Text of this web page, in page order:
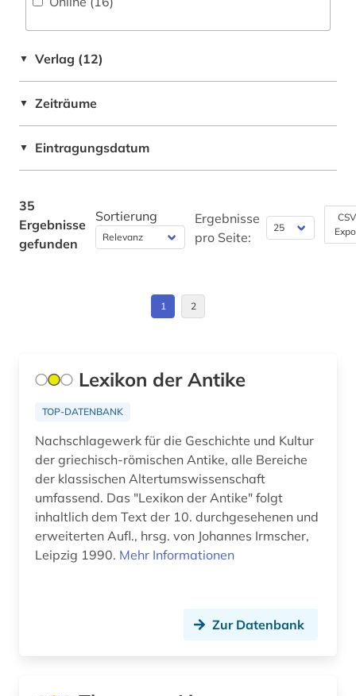
südasien (1)
vor- und frühgeschichte (1)
wirtschaftswissenschaften (2)
übersetzung (1)
▼ Verlag (12)
▼ Zeiträume
▼ Eintragungsdatum
35
Ergebnisse
gefunden
Sortierung
Ergebnisse
pro Seite:
1 2
Lexikon der Antike
TOP-DATENBANK
Nachschlagewerk für die Geschichte und Kultur
der griechisch-römischen Antike, alle Bereiche
der klassischen Altertumswissenschaft
umfassend. Das "Lexikon der Antike" folgt
inhaltlich dem Text der 10. durchgesehenen und
erweiterten Aufl., hrsg. von Johannes Irmscher,
Leipzig 1990. Mehr Informationen
Zur Datenbank